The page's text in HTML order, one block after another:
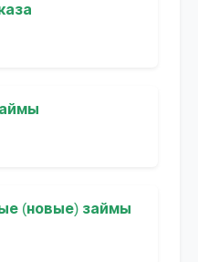
(новые) займы